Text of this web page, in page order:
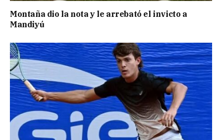
Montaña dio la nota y le arrebató el invicto a
Mandiyú